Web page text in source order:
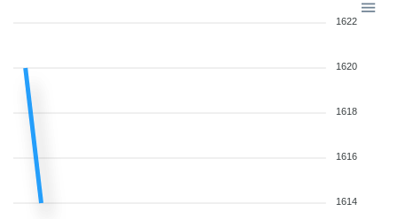
1622
1620
1618
1616
1614